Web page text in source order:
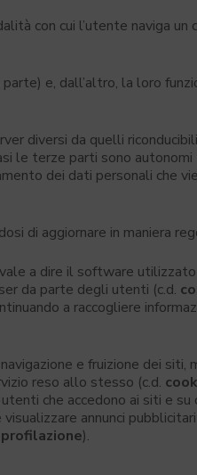
con cui l’utente naviga
e, dall’altro, la loro
diversi da quelli
le terze parti sono
dei dati personali che
di aggiornare in maniera
a dire il software
da parte degli utenti (c.d.
a raccogliere
e fruizione dei
reso allo stesso (c.d.
che accedono ai siti e
annunci
).